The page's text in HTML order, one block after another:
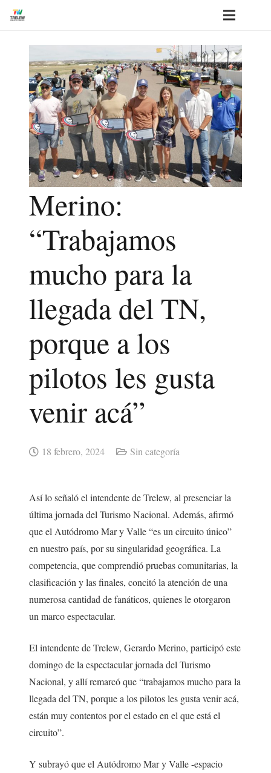
Merino:
“Trabajamos
mucho para la
llegada del TN,
porque a los
pilotos les gusta
venir acá”
18 febrero, 2024 Sin categoría
Así lo señaló el intendente de Trelew, al presenciar la
última jornada del Turismo Nacional. Además, afirmó
que el Autódromo Mar y Valle “es un circuito único”
en nuestro país, por su singularidad geográfica. La
competencia, que comprendió pruebas comunitarias, la
clasificación y las finales, concitó la atención de una
numerosa cantidad de fanáticos, quienes le otorgaron
un marco espectacular.
El intendente de Trelew, Gerardo Merino, participó este
domingo de la espectacular jornada del Turismo
Nacional, y allí remarcó que “trabajamos mucho para la
llegada del TN, porque a los pilotos les gusta venir acá,
están muy contentos por el estado en el que está el
circuito”.
Y subrayó que el Autódromo Mar y Valle -espacio